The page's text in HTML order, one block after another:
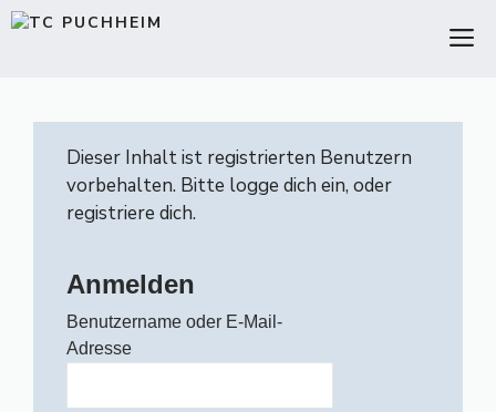
Zum
Dieser Inhalt ist registrierten Benutzern
vorbehalten. Bitte logge dich ein, oder
registriere dich.
Anmelden
Benutzername oder E-Mail-
Adresse